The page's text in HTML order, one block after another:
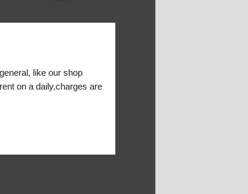
like our shop
on a daily,charges are